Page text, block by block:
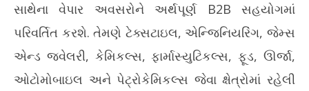
સાથેના વેપાર અવસરોને અર્થપૂર્ણ B2B સહયોગમાં
પરિવર્તિત કરશે. તેમણે ટેક્સટાઇલ, એન્જિનિયરિંગ, જેમ્સ
એન્ડ જ્વેલરી, કેમિકલ્સ, ફાર્માસ્યુટિકલ્સ, ફૂડ, ઊર્જા,
ઓટોમોબાઇલ અને પેટ્રોકેમિકલ્સ જેવા ક્ષેત્રોમાં રહેલી